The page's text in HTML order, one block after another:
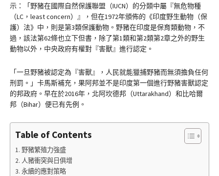
示：「野豬在國際自然保護聯盟（IUCN）的分類中屬『無危物種
（LC，least concern）』，但在1972年頒佈的《印度野生動物（保
護）法》中，則是第3類保護動物。野豬在印度是保育類動物，不
過，該法第62條也立下但書，除了第1類和第2類第2章之外的野生
動物以外，中央政府有權對『害獸』進行認定。
「一旦野豬被認定為『害獸』，人民就能獵捕野豬而無須擔負任何
刑罰。」卡馬斯補充，果阿邦並不是印度第一個進行野豬害獸認定
的邦政府。早在於2016年，北阿坎德邦（Uttarakhand）和比哈爾
邦（Bihar）便已有先例。
Table of Contents
野豬繁殖力強盛
人豬衝突與日俱增
永續的應對策略